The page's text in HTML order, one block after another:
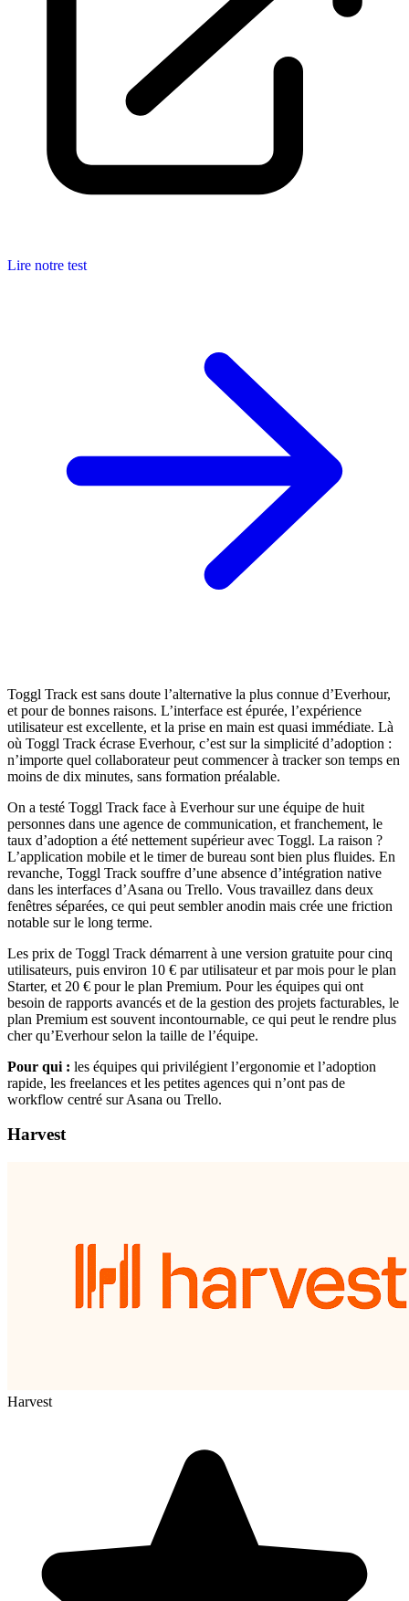
Lire notre test
Toggl Track est sans doute l’alternative la plus connue d’Everhour,
et pour de bonnes raisons. L’interface est épurée, l’expérience
utilisateur est excellente, et la prise en main est quasi immédiate. Là
où Toggl Track écrase Everhour, c’est sur la simplicité d’adoption :
n’importe quel collaborateur peut commencer à tracker son temps en
moins de dix minutes, sans formation préalable.
On a testé Toggl Track face à Everhour sur une équipe de huit
personnes dans une agence de communication, et franchement, le
taux d’adoption a été nettement supérieur avec Toggl. La raison ?
L’application mobile et le timer de bureau sont bien plus fluides. En
revanche, Toggl Track souffre d’une absence d’intégration native
dans les interfaces d’Asana ou Trello. Vous travaillez dans deux
fenêtres séparées, ce qui peut sembler anodin mais crée une friction
notable sur le long terme.
Les prix de Toggl Track démarrent à une version gratuite pour cinq
utilisateurs, puis environ 10 € par utilisateur et par mois pour le plan
Starter, et 20 € pour le plan Premium. Pour les équipes qui ont
besoin de rapports avancés et de la gestion des projets facturables, le
plan Premium est souvent incontournable, ce qui peut le rendre plus
cher qu’Everhour selon la taille de l’équipe.
Pour qui : les équipes qui privilégient l’ergonomie et l’adoption
rapide, les freelances et les petites agences qui n’ont pas de
workflow centré sur Asana ou Trello.
Harvest
Harvest